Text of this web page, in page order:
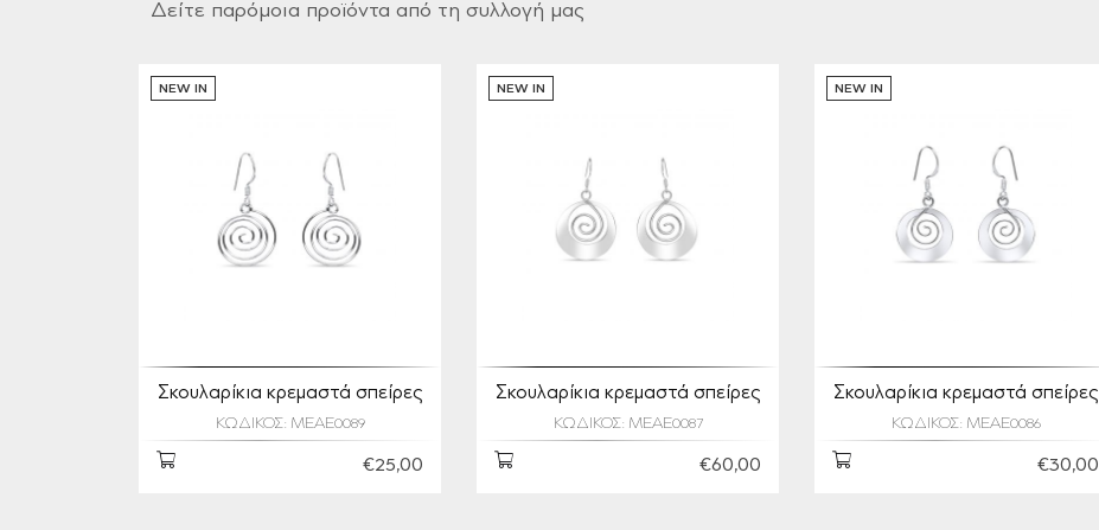
Δείτε παρόμοια προϊόντα από τη συλλογή μας
NEW IN
Σκουλαρίκια κρεμαστά σπείρες
ΚΩΔΙΚΟΣ: MEAE0089
€25,00
NEW IN
Σκουλαρίκια κρεμαστά σπείρες
ΚΩΔΙΚΟΣ: MEAE0087
€60,00
NEW IN
Σκουλαρίκια κρεμαστά σπείρες
ΚΩΔΙΚΟΣ: MEAE0086
€30,00